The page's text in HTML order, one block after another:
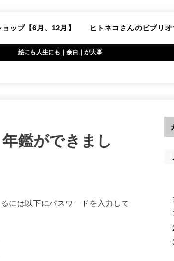
ップ【6月、12月】 ヒトネコさんのビブリ
絵にも人生にも｜余白｜が大事
鑑ができまし
には以下にパスワードを入力して